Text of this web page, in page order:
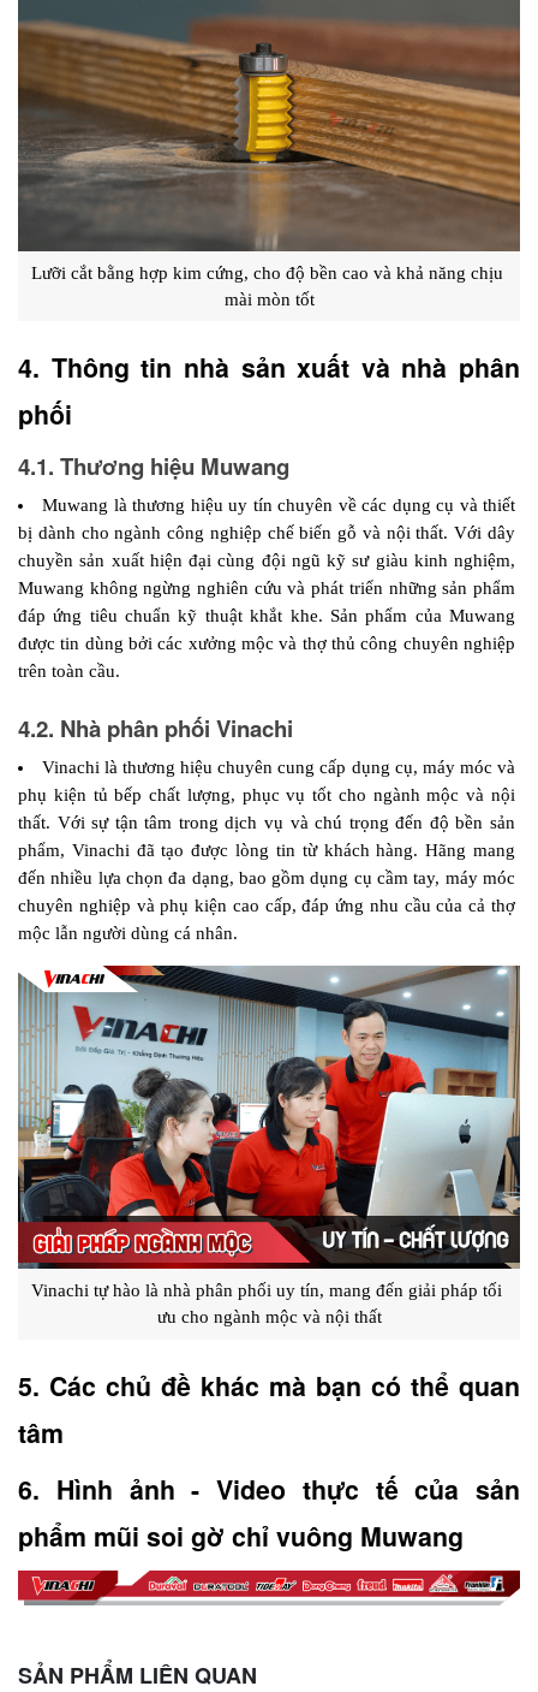
Lưỡi cắt bằng hợp kim cứng, cho độ bền cao và khả năng chịu
mài mòn tốt
4. Thông tin nhà sản xuất và nhà phân
phối
4.1. Thương hiệu Muwang
Muwang là thương hiệu uy tín chuyên về các dụng cụ và thiết
bị dành cho ngành công nghiệp chế biến gỗ và nội thất. Với dây
chuyền sản xuất hiện đại cùng đội ngũ kỹ sư giàu kinh nghiệm,
Muwang không ngừng nghiên cứu và phát triển những sản phẩm
đáp ứng tiêu chuẩn kỹ thuật khắt khe. Sản phẩm của Muwang
được tin dùng bởi các xưởng mộc và thợ thủ công chuyên nghiệp
trên toàn cầu.
4.2. Nhà phân phối Vinachi
Vinachi là thương hiệu chuyên cung cấp dụng cụ, máy móc và
phụ kiện tủ bếp chất lượng, phục vụ tốt cho ngành mộc và nội
thất. Với sự tận tâm trong dịch vụ và chú trọng đến độ bền sản
phẩm, Vinachi đã tạo được lòng tin từ khách hàng. Hãng mang
đến nhiều lựa chọn đa dạng, bao gồm dụng cụ cầm tay, máy móc
chuyên nghiệp và phụ kiện cao cấp, đáp ứng nhu cầu của cả thợ
mộc lẫn người dùng cá nhân.
Vinachi tự hào là nhà phân phối uy tín, mang đến giải pháp tối
ưu cho ngành mộc và nội thất
5. Các chủ đề khác mà bạn có thể quan
tâm
6. Hình ảnh - Video thực tế của sản
phẩm mũi soi gờ chỉ vuông Muwang
SẢN PHẨM LIÊN QUAN